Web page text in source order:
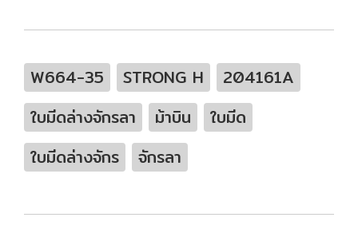
W664-35 STRONG H
204161A
ใบมีดล่างจักรลา
ม้าบิน
ใบมีด
ใบมีดล่างจักร
จักรลา